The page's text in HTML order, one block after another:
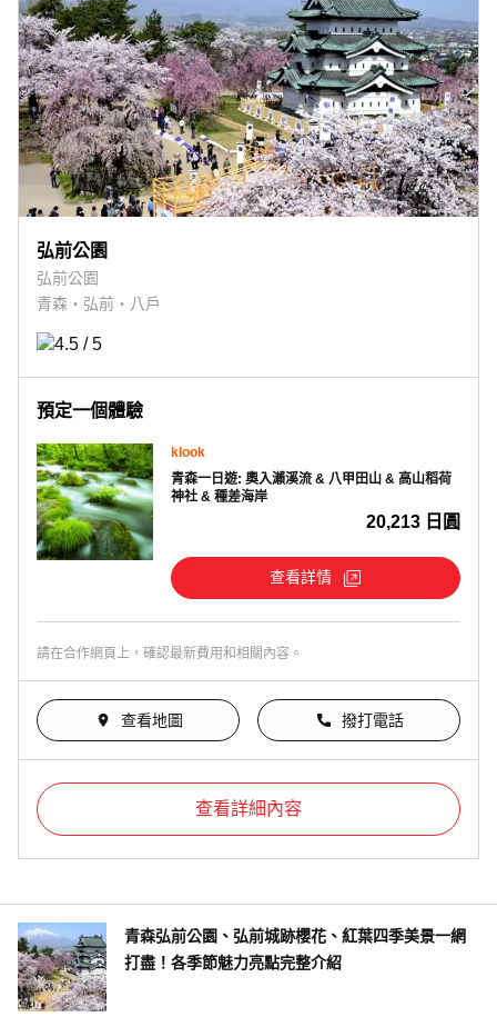
弘前公園
弘前公園
青森・弘前・八戶
預定一個體驗
klook
青森一日遊: 奧入瀨溪流 & 八甲田山 & 高山稻荷
神社 & 種差海岸
20,213 日圓
查看詳情
請在合作網頁上，確認最新費用和相關內容。
查看地圖 撥打電話
查看詳細內容
青森弘前公園、弘前城跡櫻花、紅葉四季美景一網
打盡！各季節魅力亮點完整介紹